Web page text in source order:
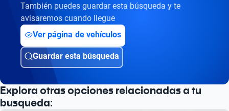
También puedes guardar esta búsqueda y te
avisaremos cuando llegue
Ver página de vehículos
Guardar esta búsqueda
Explora otras opciones relacionadas a tu
busqueda: